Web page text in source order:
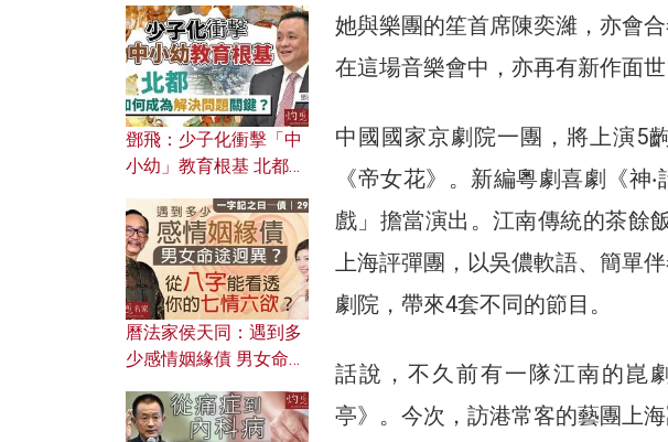
她與樂團的笙首席陳奕濰，亦會
在這場音樂會中，亦再有新作面世
中國國家京劇院一團，將上演5
《帝女花》。新編粵劇喜劇《神
戲」擔當演出。江南傳統的茶餘
上海評彈團，以吳儂軟語、簡單
劇院，帶來4套不同的節目。
話說，不久前有一隊江南的崑
亭》。今次，訪港常客的藝團上
濟為何仍然低迷？
鄧飛：少子化衝擊「中
小幼」教育根基 北都如
曆法家侯天同：遇到多
少感情姻緣債 男女命途
的七情六欲？